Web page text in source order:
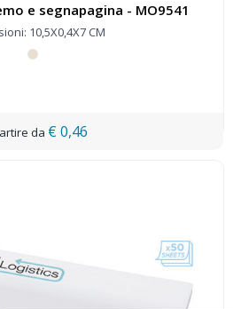
e segnapagina - MO9541
10,5X0,4X7 CM
€ 0,46